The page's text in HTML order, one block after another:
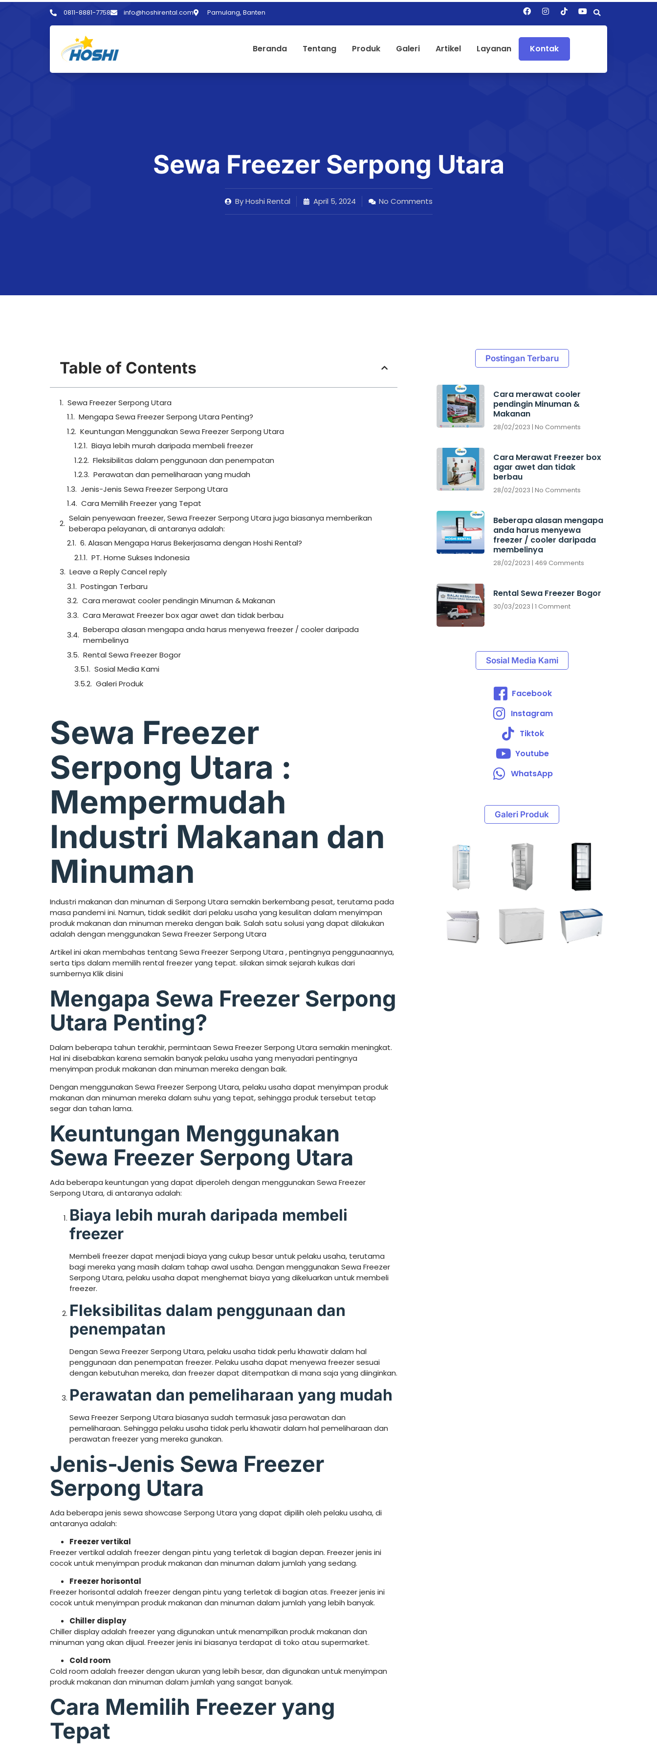
0811-8881-7758 info@hoshirental.com Pamulang, Banten
Beranda Tentang Produk Galeri Artikel Layanan Kontak
Sewa Freezer Serpong Utara
ByHoshi Rental April 5, 2024 No Comments
Table of Contents
Sewa Freezer Serpong Utara
Mengapa Sewa Freezer Serpong Utara Penting?
Keuntungan Menggunakan Sewa Freezer Serpong Utara
Biaya lebih murah daripada membeli freezer
Fleksibilitas dalam penggunaan dan penempatan
Perawatan dan pemeliharaan yang mudah
Jenis-Jenis Sewa Freezer Serpong Utara
Cara Memilih Freezer yang Tepat
Selain penyewaan freezer, Sewa Freezer Serpong Utara juga biasanya memberikan
beberapa pelayanan, di antaranya adalah:
6. Alasan Mengapa Harus Bekerjasama dengan Hoshi Rental?
PT. Home Sukses Indonesia
Leave a Reply Cancel reply
Postingan Terbaru
Cara merawat cooler pendingin Minuman & Makanan
Cara Merawat Freezer box agar awet dan tidak berbau
Beberapa alasan mengapa anda harus menyewa freezer / cooler daripada
membelinya
Rental Sewa Freezer Bogor
Sosial Media Kami
Galeri Produk
Sewa Freezer
Serpong Utara :
Mempermudah
Industri Makanan dan
Minuman
Industri makanan dan minuman di Serpong Utara semakin berkembang pesat, terutama pada
masa pandemi ini. Namun, tidak sedikit dari pelaku usaha yang kesulitan dalam menyimpan
produk makanan dan minuman mereka dengan baik. Salah satu solusi yang dapat dilakukan
adalah dengan menggunakan Sewa Freezer Serpong Utara
Artikel ini akan membahas tentang Sewa Freezer Serpong Utara , pentingnya penggunaannya,
serta tips dalam memilih rental freezer yang tepat. silakan simak sejarah kulkas dari
sumbernya Klik disini
Mengapa Sewa Freezer Serpong
Utara Penting?
Dalam beberapa tahun terakhir, permintaan Sewa Freezer Serpong Utara semakin meningkat.
Hal ini disebabkan karena semakin banyak pelaku usaha yang menyadari pentingnya
menyimpan produk makanan dan minuman mereka dengan baik.
Dengan menggunakan Sewa Freezer Serpong Utara, pelaku usaha dapat menyimpan produk
makanan dan minuman mereka dalam suhu yang tepat, sehingga produk tersebut tetap
segar dan tahan lama.
Keuntungan Menggunakan
Sewa Freezer Serpong Utara
Ada beberapa keuntungan yang dapat diperoleh dengan menggunakan Sewa Freezer
Serpong Utara, di antaranya adalah:
Biaya lebih murah daripada membeli
freezer
Membeli freezer dapat menjadi biaya yang cukup besar untuk pelaku usaha, terutama
bagi mereka yang masih dalam tahap awal usaha. Dengan menggunakan Sewa Freezer
Serpong Utara, pelaku usaha dapat menghemat biaya yang dikeluarkan untuk membeli
freezer.
Fleksibilitas dalam penggunaan dan
penempatan
Dengan Sewa Freezer Serpong Utara, pelaku usaha tidak perlu khawatir dalam hal
penggunaan dan penempatan freezer. Pelaku usaha dapat menyewa freezer sesuai
dengan kebutuhan mereka, dan freezer dapat ditempatkan di mana saja yang diinginkan.
Perawatan dan pemeliharaan yang mudah
Sewa Freezer Serpong Utara biasanya sudah termasuk jasa perawatan dan
pemeliharaan. Sehingga pelaku usaha tidak perlu khawatir dalam hal pemeliharaan dan
perawatan freezer yang mereka gunakan.
Jenis-Jenis Sewa Freezer
Serpong Utara
Ada beberapa jenis sewa showcase Serpong Utara yang dapat dipilih oleh pelaku usaha, di
antaranya adalah:
Freezer vertikal
Freezer vertikal adalah freezer dengan pintu yang terletak di bagian depan. Freezer jenis ini
cocok untuk menyimpan produk makanan dan minuman dalam jumlah yang sedang.
Freezer horisontal
Freezer horisontal adalah freezer dengan pintu yang terletak di bagian atas. Freezer jenis ini
cocok untuk menyimpan produk makanan dan minuman dalam jumlah yang lebih banyak.
Chiller display
Chiller display adalah freezer yang digunakan untuk menampilkan produk makanan dan
minuman yang akan dijual. Freezer jenis ini biasanya terdapat di toko atau supermarket.
Cold room
Cold room adalah freezer dengan ukuran yang lebih besar, dan digunakan untuk menyimpan
produk makanan dan minuman dalam jumlah yang sangat banyak.
Cara Memilih Freezer yang
Tepat
Postingan Terbaru
Cara merawat cooler
pendingin Minuman &
Makanan
28/02/2023 No Comments
Cara Merawat Freezer box
agar awet dan tidak
berbau
28/02/2023 No Comments
Beberapa alasan mengapa
anda harus menyewa
freezer / cooler daripada
membelinya
28/02/2023 469 Comments
Rental Sewa Freezer Bogor
30/03/2023 1 Comment
Sosial Media Kami
Facebook
Instagram
Tiktok
Youtube
WhatsApp
Galeri Produk